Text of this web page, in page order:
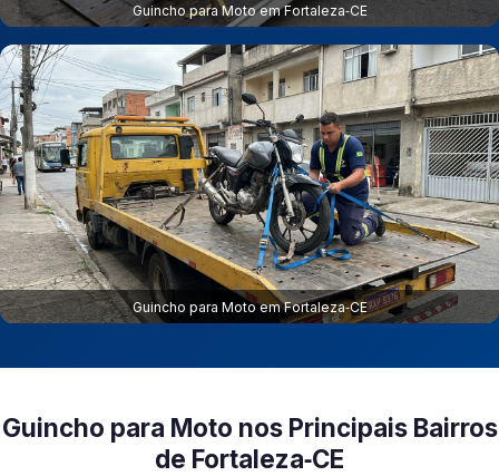
Guincho para Moto em Fortaleza‑CE
Guincho para Moto em Fortaleza‑CE
Guincho para Moto nos Principais Bairros
de Fortaleza‑CE